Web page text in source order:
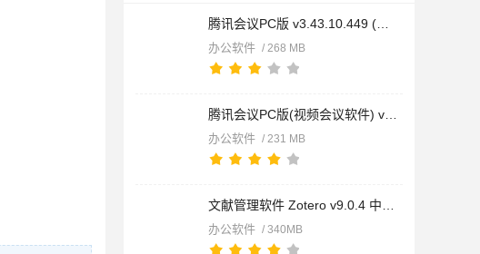
办公软件 / 268 MB
办公软件 / 231 MB
办公软件 / 340MB